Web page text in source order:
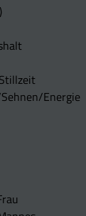
Energie